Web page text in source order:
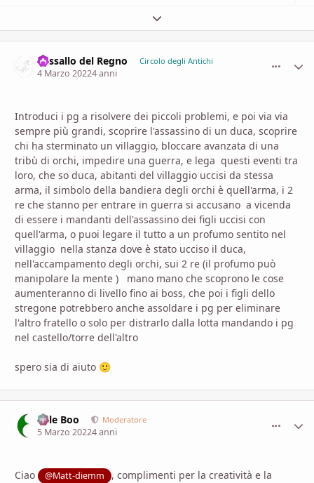
Espandi panoramica del topic
Vassallo del Regno Circolo degli Antichi
4 Marzo 20224 anni
Introduci i pg a risolvere dei piccoli problemi, e poi via via
sempre più grandi, scoprire l'assassino di un duca, scoprire
chi ha sterminato un villaggio, bloccare avanzata di una
tribù di orchi, impedire una guerra, e lega questi eventi tra
loro, che so duca, abitanti del villaggio uccisi da stessa
arma, il simbolo della bandiera degli orchi è quell'arma, i 2
re che stanno per entrare in guerra si accusano a vicenda
di essere i mandanti dell'assassino dei figli uccisi con
quell'arma, o puoi legare il tutto a un profumo sentito nel
villaggio nella stanza dove è stato ucciso il duca,
nell'accampamento degli orchi, sui 2 re (il profumo può
manipolare la mente ) mano mano che scoprono le cose
aumenteranno di livello fino ai boss, che poi i figli dello
stregone potrebbero anche assoldare i pg per eliminare
l'altro fratello o solo per distrarlo dalla lotta mandando i pg
nel castello/torre dell'altro
spero sia di aiuto 🙂
Bille Boo Moderatore
5 Marzo 20224 anni
Ciao @Matt-diemm
, complimenti per la creatività e la